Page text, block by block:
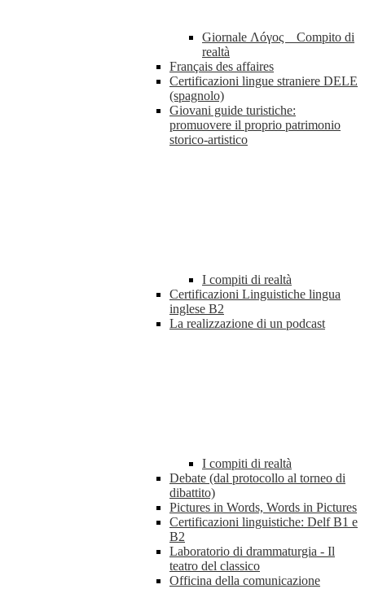
Giornale Λóγος _ Compito di
realtà
Français des affaires
Certificazioni lingue straniere DELE
(spagnolo)
Giovani guide turistiche:
promuovere il proprio patrimonio
storico-artistico
I compiti di realtà
Certificazioni Linguistiche lingua
inglese B2
La realizzazione di un podcast
I compiti di realtà
Debate (dal protocollo al torneo di
dibattito)
Pictures in Words, Words in Pictures
Certificazioni linguistiche: Delf B1 e
B2
Laboratorio di drammaturgia - Il
teatro del classico
Officina della comunicazione